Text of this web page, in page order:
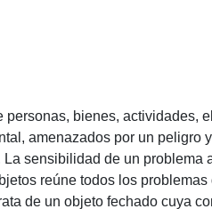
personas, bienes, actividades,
amenazados por un peligro
sensibilidad de un problema
reúne todos los problemas
de un objeto fechado cuya